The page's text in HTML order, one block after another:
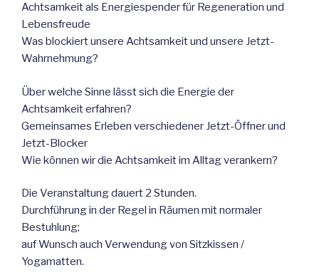
Achtsamkeit als Energiespender für Regeneration und
Lebensfreude
Was blockiert unsere Achtsamkeit und unsere Jetzt-
Wahrnehmung?
Über welche Sinne lässt sich die Energie der
Achtsamkeit erfahren?
Gemeinsames Erleben verschiedener Jetzt-Öffner und
Jetzt-Blocker
Wie können wir die Achtsamkeit im Alltag verankern?
Die Veranstaltung dauert 2 Stunden.
Durchführung in der Regel in Räumen mit normaler
Bestuhlung;
auf Wunsch auch Verwendung von Sitzkissen /
Yogamatten.